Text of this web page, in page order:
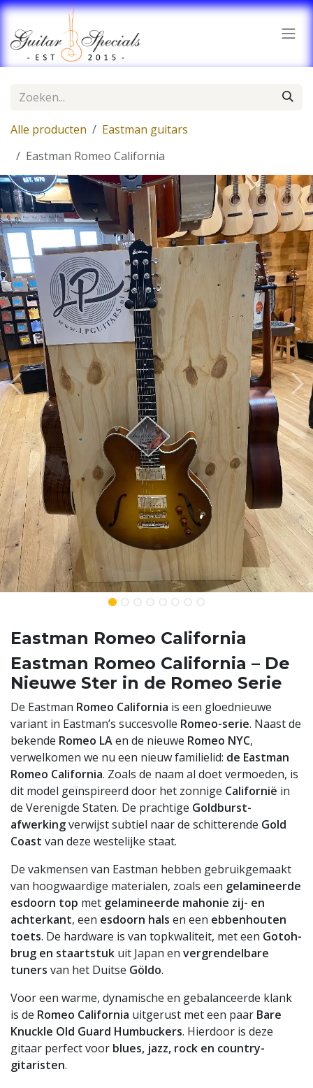
Overslaan naar inhoud
Alle producten
Eastman guitars
Eastman Romeo California
Eastman Romeo California
Eastman Romeo California – De
Nieuwe Ster in de Romeo Serie
De Eastman Romeo California is een gloednieuwe
variant in Eastman’s succesvolle Romeo-serie. Naast de
bekende Romeo LAen de nieuwe Romeo NYC,
verwelkomen we nu een nieuw familielid: de Eastman
Romeo California. Zoals de naam al doet vermoeden, is
dit model geïnspireerd door het zonnige Californië in
de Verenigde Staten. De prachtige Goldburst-
afwerkingverwijst subtiel naar de schitterende Gold
Coast van deze westelijke staat.
De vakmensen van Eastman hebben gebruikgemaakt
van hoogwaardige materialen, zoals een gelamineerde
esdoorn top met gelamineerde mahonie zij- en
achterkant, een esdoorn hals en een ebbenhouten
toets. De hardware is van topkwaliteit, met een Gotoh-
brug en staartstuk uit Japan en vergrendelbare
tuners van het Duitse Göldo.
Voor een warme, dynamische en gebalanceerde klank
is de Romeo California uitgerust met een paar Bare
Knuckle Old Guard Humbuckers. Hierdoor is deze
gitaar perfect voor blues, jazz, rock en country-
gitaristen.